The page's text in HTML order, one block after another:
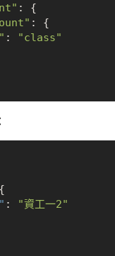
: {
: {
:
"class"
:
"資工一2"